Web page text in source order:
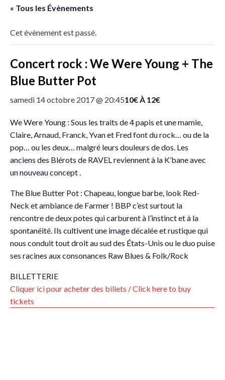
« Tous les Évènements
Cet évènement est passé.
Concert rock : We Were Young + The
Blue Butter Pot
samedi 14 octobre 2017 @ 20:4510€ À 12€
We Were Young : Sous les traits de 4 papis et une mamie,
Claire, Arnaud, Franck, Yvan et Fred font du rock… ou de la
pop… ou les deux… malgré leurs douleurs de dos. Les
anciens des Blérots de RAVEL reviennent à la K’bane avec
un nouveau concept .
The Blue Butter Pot : Chapeau, longue barbe, look Red-
Neck et ambiance de Farmer ! BBP c’est surtout la
rencontre de deux potes qui carburent à l’instinct et à la
spontanéité. Ils cultivent une image décalée et rustique qui
nous conduit tout droit au sud des États-Unis ou le duo puise
ses racines aux consonances Raw Blues & Folk/Rock
BILLETTERIE
Cliquer ici pour acheter des billets / Click here to buy
tickets